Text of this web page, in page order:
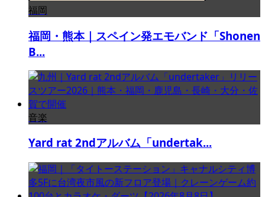
福岡
福岡・熊本｜スペイン発エモバンド「Shonen
B...
音楽
Yard rat 2ndアルバム「undertak...